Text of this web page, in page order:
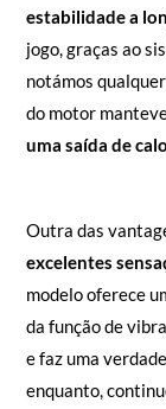
estabilidade a
jogo, graças ao
notámos
do motor
uma saída de
Outra das
excelentes
modelo oferece
da função de
e faz uma
enquanto,